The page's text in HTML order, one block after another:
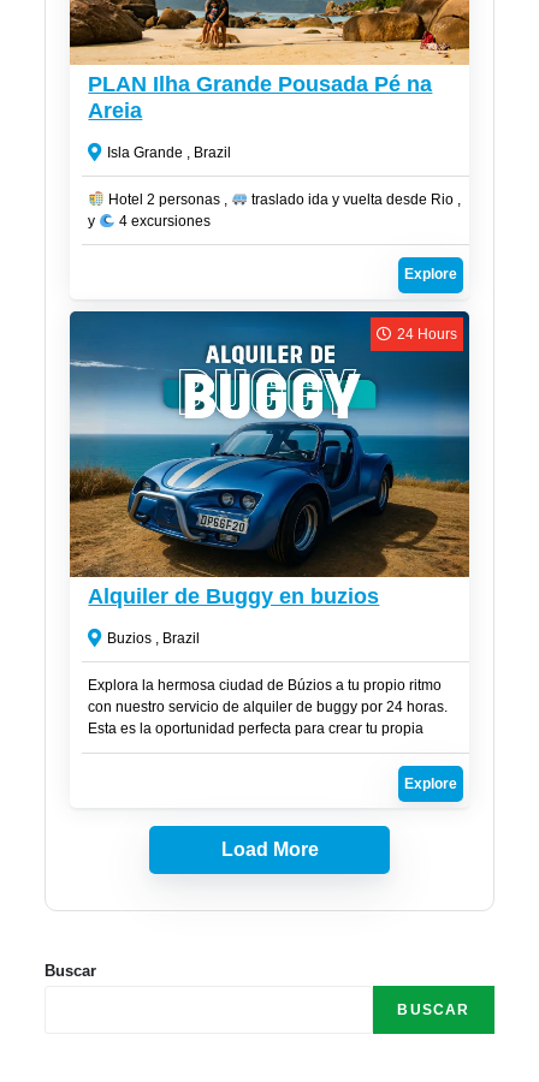
CLP$
1,350,000
PLAN Ilha Grande Pousada Pé na
Areia
Isla Grande , Brazil
Hotel 2 personas ,
traslado ida y vuelta desde Rio ,
y
4 excursiones
Explore
CLP$ 63,000
24 Hours
Alquiler de Buggy en buzios
Buzios , Brazil
Explora la hermosa ciudad de Búzios a tu propio ritmo
con nuestro servicio de alquiler de buggy por 24 horas.
Esta es la oportunidad perfecta para crear tu propia
aventura y disfrutar de una playa diferente cada día.
Explore
Load More
Buscar
BUSCAR